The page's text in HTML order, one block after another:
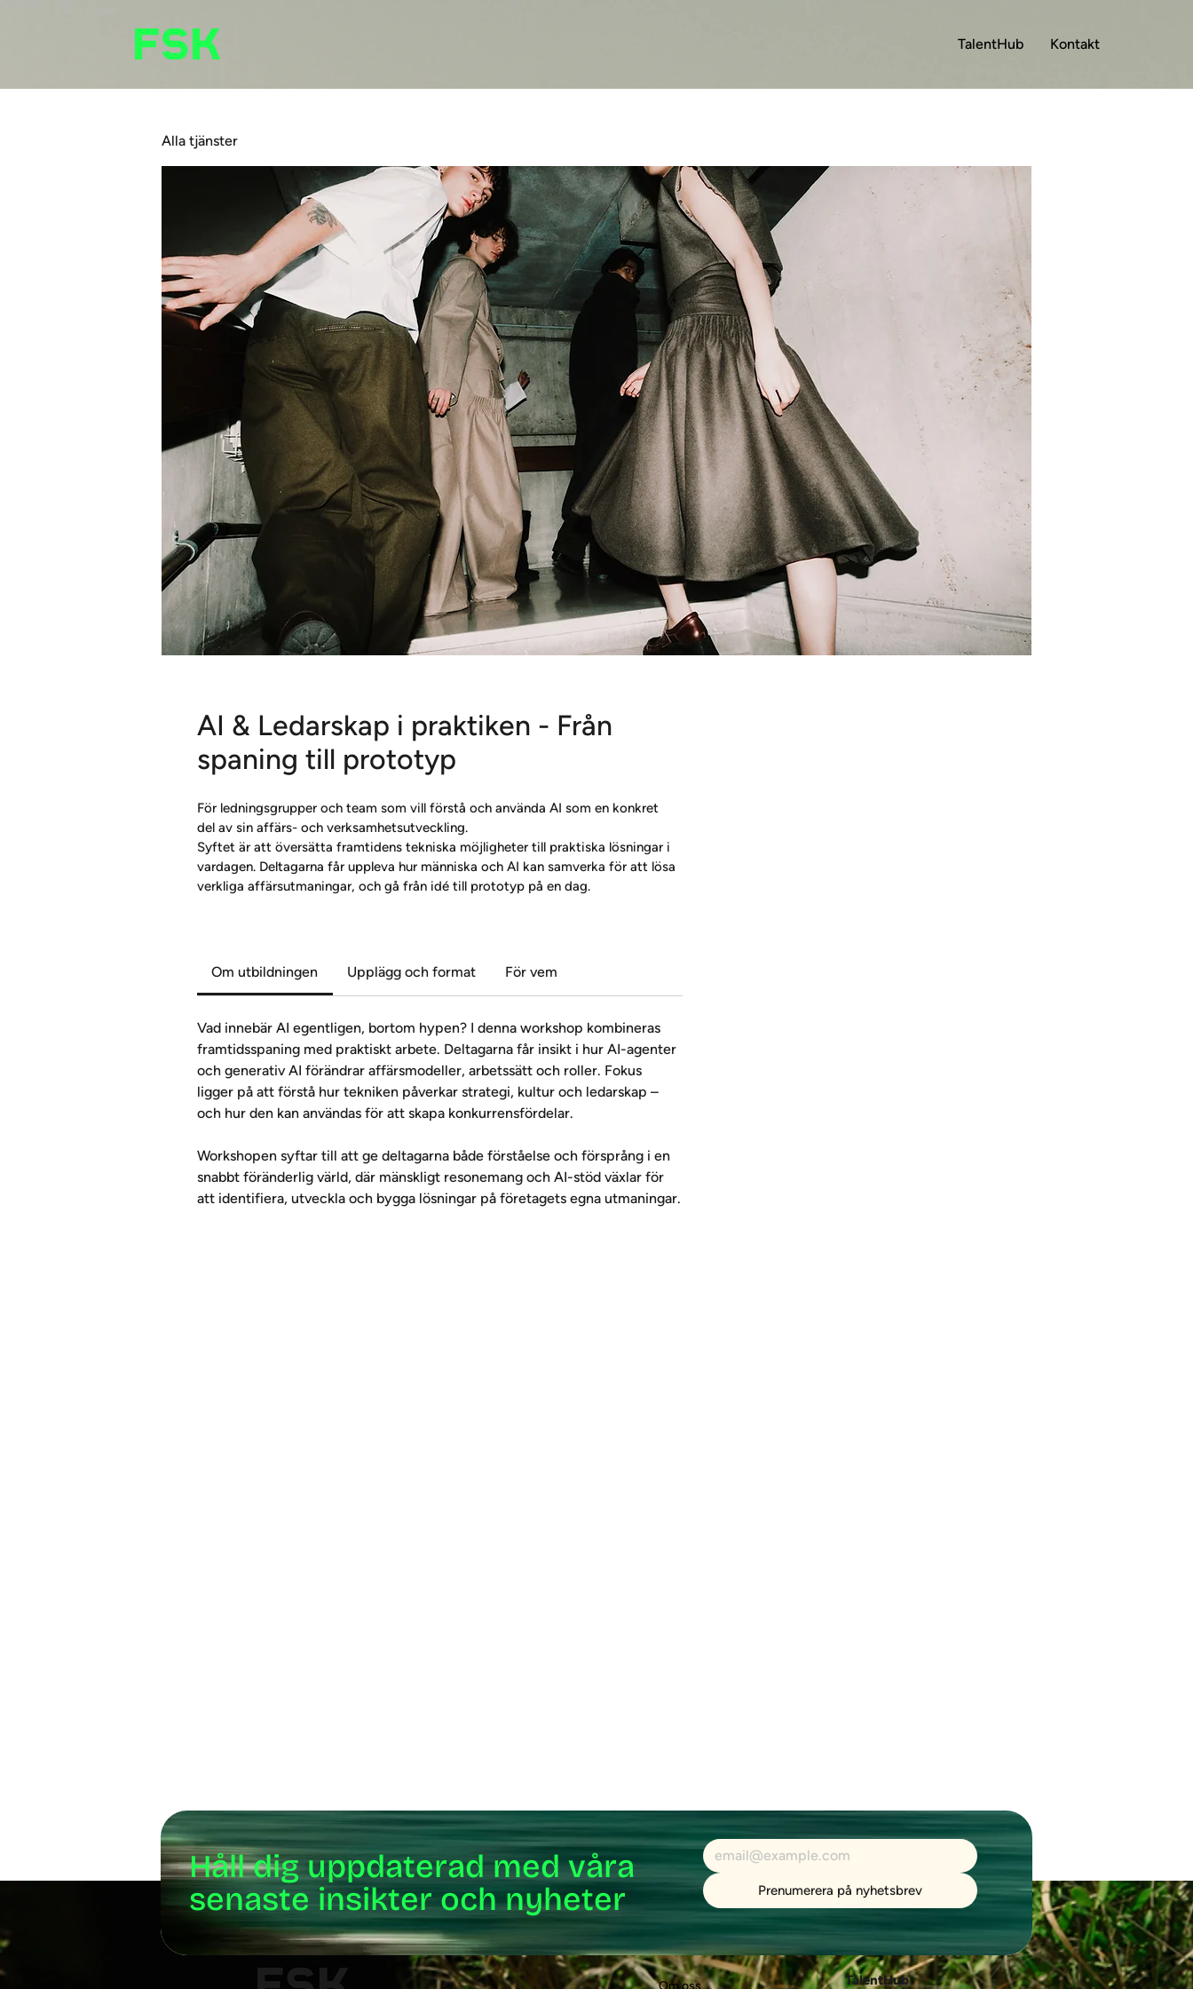
TalentHub Kontakt
Alla tjänster
AI & Ledarskap i praktiken - Från
spaning till prototyp
För ledningsgrupper och team som vill förstå och använda AI som en konkret
del av sin affärs- och verksamhetsutveckling.
Syftet är att översätta framtidens tekniska möjligheter till praktiska lösningar i
vardagen. Deltagarna får uppleva hur människa och AI kan samverka för att lösa
verkliga affärsutmaningar, och gå från idé till prototyp på en dag.
Om utbildningen Upplägg och format För vem
Vad innebär AI egentligen, bortom hypen? I denna workshop kombineras
framtidsspaning med praktiskt arbete. Deltagarna får insikt i hur AI-agenter
och generativ AI förändrar affärsmodeller, arbetssätt och roller. Fokus
ligger på att förstå hur tekniken påverkar strategi, kultur och ledarskap –
och hur den kan användas för att skapa konkurrensfördelar.
Workshopen syftar till att ge deltagarna både förståelse och försprång i en
snabbt föränderlig värld, där mänskligt resonemang och AI-stöd växlar för
att identifiera, utveckla och bygga lösningar på företagets egna utmaningar.
Håll dig uppdaterad med våra
senaste insikter och nyheter
Prenumerera på nyhetsbrev
Om oss TalentHub